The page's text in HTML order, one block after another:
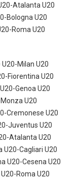
Atalanta U20
Bologna U20
Roma U20
U20-Milan U20
Fiorentina U20
Genoa U20
U20
Cremonese U20
Juventus U20
Atalanta U20
U20-Cagliari U20
U20-Cesena U20
Roma U20